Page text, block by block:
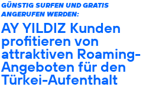
GÜNSTIG SURFEN UND GRATIS
ANGERUFEN WERDEN:
AY YILDIZ Kunden
profitieren von
attraktiven Roaming-
Angeboten für den
Türkei-Aufenthalt